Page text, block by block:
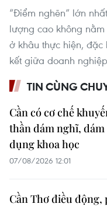
“Điểm nghẽn” lớn
lượng cao không
ở khâu thực hiện,
kết giữa doanh
TIN CÙNG
Cần có cơ chế
thần dám nghĩ,
dụng khoa học
07/08/2026 12:01
Cần Thơ điều động,